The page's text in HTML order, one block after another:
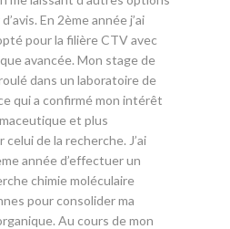
En 2ème année j’ai
pour la filière CTV avec
avancée. Mon stage de
dans un laboratoire de
qui a confirmé mon intérêt
et plus
de la recherche. J’ai
année d’effectuer un
chimie moléculaire
pour consolider ma
Au cours de mon